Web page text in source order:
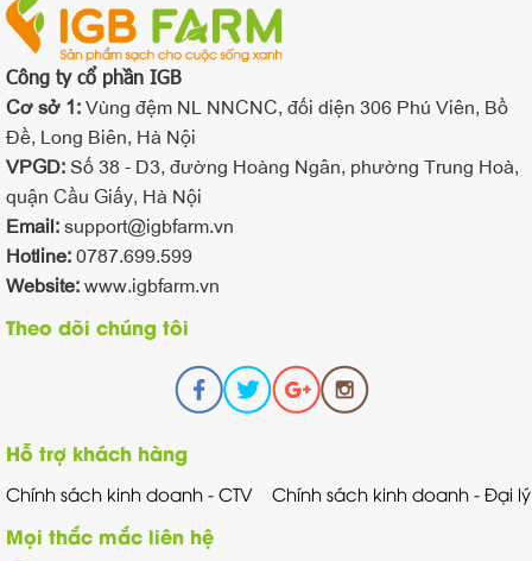
Công ty cổ phần IGB
Cơ sở 1:Vùng đệm NL NNCNC, đối diện 306 Phú Viên, Bồ
Đề, Long Biên, Hà Nội
VPGD:Số 38 - D3, đường Hoàng Ngân, phường Trung Hoà,
quận Cầu Giấy, Hà Nội
Email:support@igbfarm.vn
Hotline:0787.699.599
Website:www.igbfarm.vn
Theo dõi chúng tôi
Hỗ trợ khách hàng
Chính sách kinh doanh - CTV Chính sách kinh doanh - Đại lý
Mọi thắc mắc liên hệ